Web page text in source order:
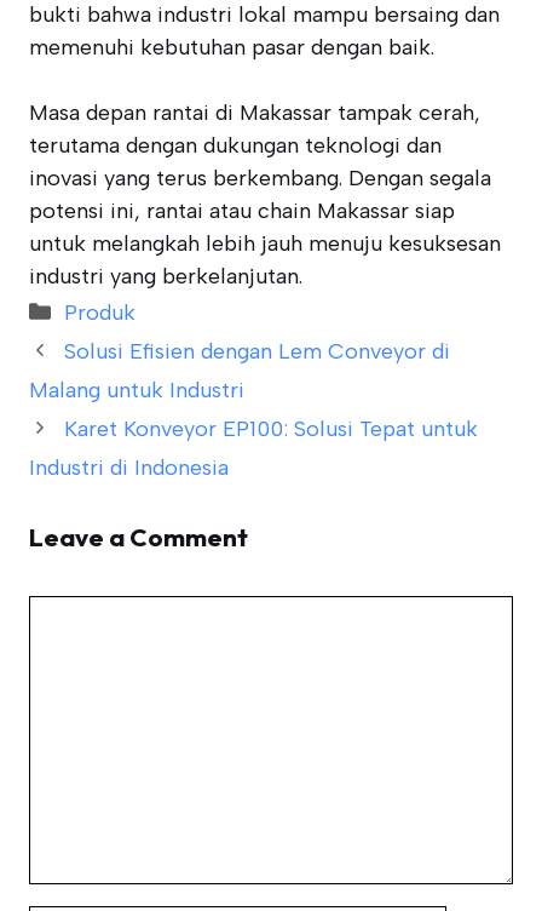
bukti bahwa industri lokal mampu bersaing dan
memenuhi kebutuhan pasar dengan baik.
Masa depan rantai di Makassar tampak cerah,
terutama dengan dukungan teknologi dan
inovasi yang terus berkembang. Dengan segala
potensi ini, rantai atau chain Makassar siap
untuk melangkah lebih jauh menuju kesuksesan
industri yang berkelanjutan.
Categories
Produk
Solusi Efisien dengan Lem Conveyor di
Malang untuk Industri
Karet Konveyor EP100: Solusi Tepat untuk
Industri di Indonesia
Leave a Comment